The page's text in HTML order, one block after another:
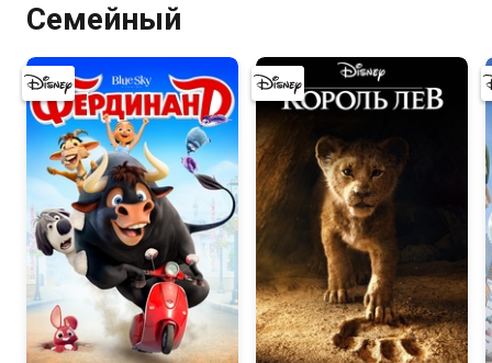
Семейный
7.7 7.2